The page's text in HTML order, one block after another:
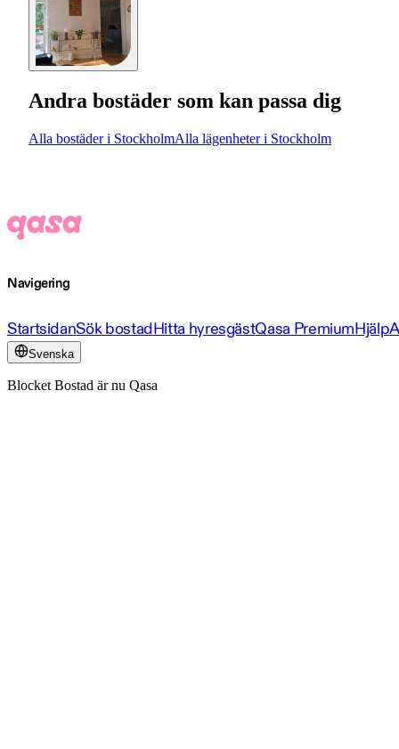
Andra bostäder som kan passa dig
Alla bostäder i StockholmAlla lägenheter i Stockholm
Navigering
StartsidanSök bostadHitta hyresgästQasa PremiumHjälp
Svenska
Blocket Bostad är nu Qasa